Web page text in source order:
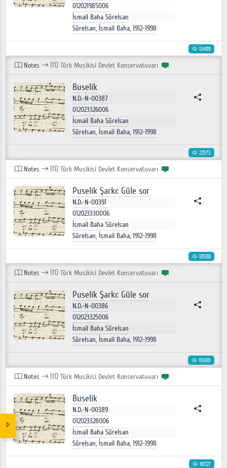
012021985006
İsmail Baha Sürelsan
Sürelsan, İsmail Baha, 1912-1998
13489
Notes İTÜ Türk Musikisi Devlet Konservatuvarı
Buselik
N.D.-N-00387
012023326006
İsmail Baha Sürelsan
Sürelsan, İsmail Baha, 1912-1998
22573
Notes İTÜ Türk Musikisi Devlet Konservatuvarı
Puselik Şarkı: Güle sor
N.D.-N-00391
012023330006
İsmail Baha Sürelsan
Sürelsan, İsmail Baha, 1912-1998
18588
Notes İTÜ Türk Musikisi Devlet Konservatuvarı
Puselik Şarkı: Güle sor
N.D.-N-00386
012023325006
İsmail Baha Sürelsan
Sürelsan, İsmail Baha, 1912-1998
19380
Notes İTÜ Türk Musikisi Devlet Konservatuvarı
Buselik
N.D.-N-00389
012023328006
İsmail Baha Sürelsan
Sürelsan, İsmail Baha, 1912-1998
19727